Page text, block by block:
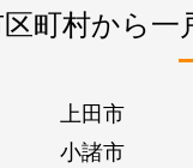
町村から
上田市
小諸市